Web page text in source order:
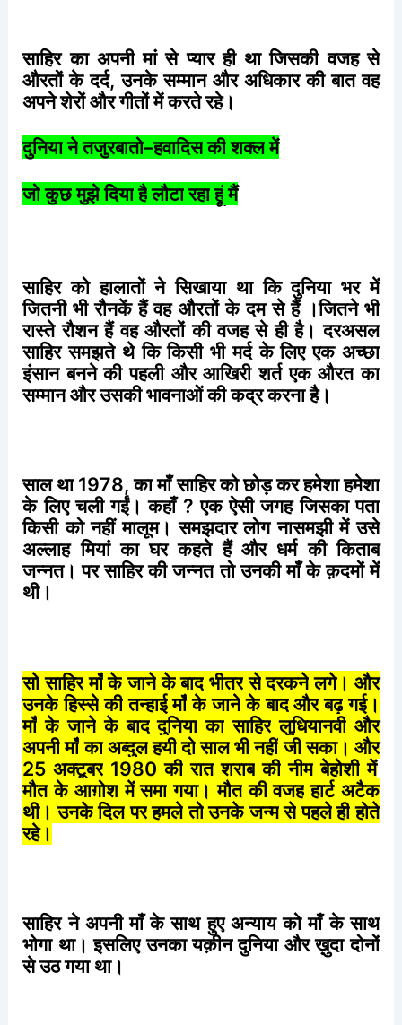
साहिर का अपनी मां से प्यार ही था जिसकी वजह से
औरतों के दर्द,उनके सम्मान और अधिकार की बात वह
अपनेशेरोंऔरगीतोंमेंकरतेरहे।
दुनिया ने तजुरबातो–हवादिस की शक्ल में
जो कुछ मुझे दिया है लौटा रहा हूं मैं
साहिर को हालातों ने सिखाया था कि दुनिया भर में
जितनी भी रौनकें हैं वह औरतों के दम से हैं ।जितने भी
रास्ते रौशन हैं वह औरतों की वजह से ही है। दरअसल
साहिर समझते थे कि किसी भी मर्द के लिए एक अच्छा
इंसान बनने की पहली और आखिरी शर्त एक औरत का
सम्मानऔरउसकीभावनाओंकीकद्रकरनाहै।
साल था1978,कामाँसाहिरकोछोड़करहमेशाहमेशा
के लिए चली गईं। कहाँ?एक ऐसी जगह जिसका पता
किसी को नहीं मालूम। समझदार लोग नासमझी में उसे
अल्लाह मियां का घर कहते हैं और धर्म की किताब
जन्नत। पर साहिर की जन्नत तो उनकी माँ के क़दमों में
थी।
सो साहिर माँ के जाने के बाद भीतर से दरकने लगे। और
उनके हिस्से की तन्हाई माँ के जाने के बाद और बढ़ गई।
माँ के जाने के बाद दुनिया का साहिर लुधियानवी और
अपनी माँ का अब्दुलहयीदोसाल भी नहीं जीसका। और
25अक्टूबर 1980की रात शराब की नीम बेहोशी में
मौत के आग़ोश में समा गया। मौत की वजह हार्ट अटैक
थी। उनके दिल पर हमले तो उनके जन्म से पहले ही होते
रहे।
साहिर ने अपनी माँ के साथ हुए अन्याय को माँ के साथ
भोगा था। इसलिए उनका यक़ीन दुनिया और ख़ुदा दोनों
सेउठगया था।